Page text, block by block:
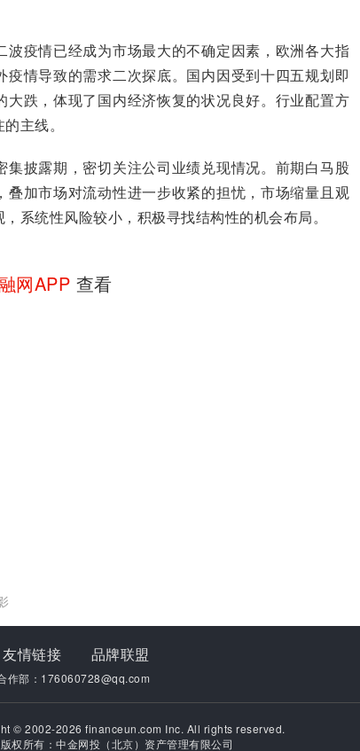
疫情已经成为市场最大的不确定因素，欧洲各大指
情导致的需求二次探底。国内因受到十四五规划即
跌，体现了国内经济恢复的状况良好。行业配置方
主线。
披露期，密切关注公司业绩兑现情况。前期白马股
叠加市场对流动性进一步收紧的担忧，市场缩量且观
系统性风险较小，积极寻找结构性的机会布局。
网APP 查看
友情链接 品牌联盟
作部：176060728@qq.com
© 2002-2026 financeun.com Inc. All rights reserved.
版权所有：中金网投（北京）资产管理有限公司